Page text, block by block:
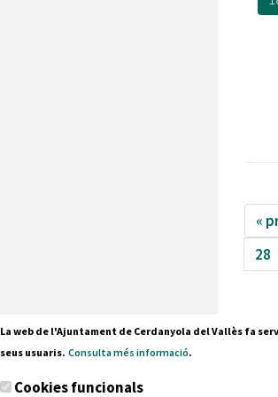
«
28
La web de l'Ajuntament de Cerdanyola del Vallès fa
seus usuaris. Consulta més informació.
Cookies funcionals